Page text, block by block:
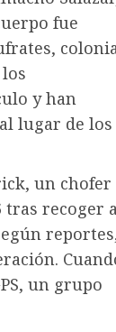
fue
y han
lugar de los
un chofer
tras recoger
un grupo